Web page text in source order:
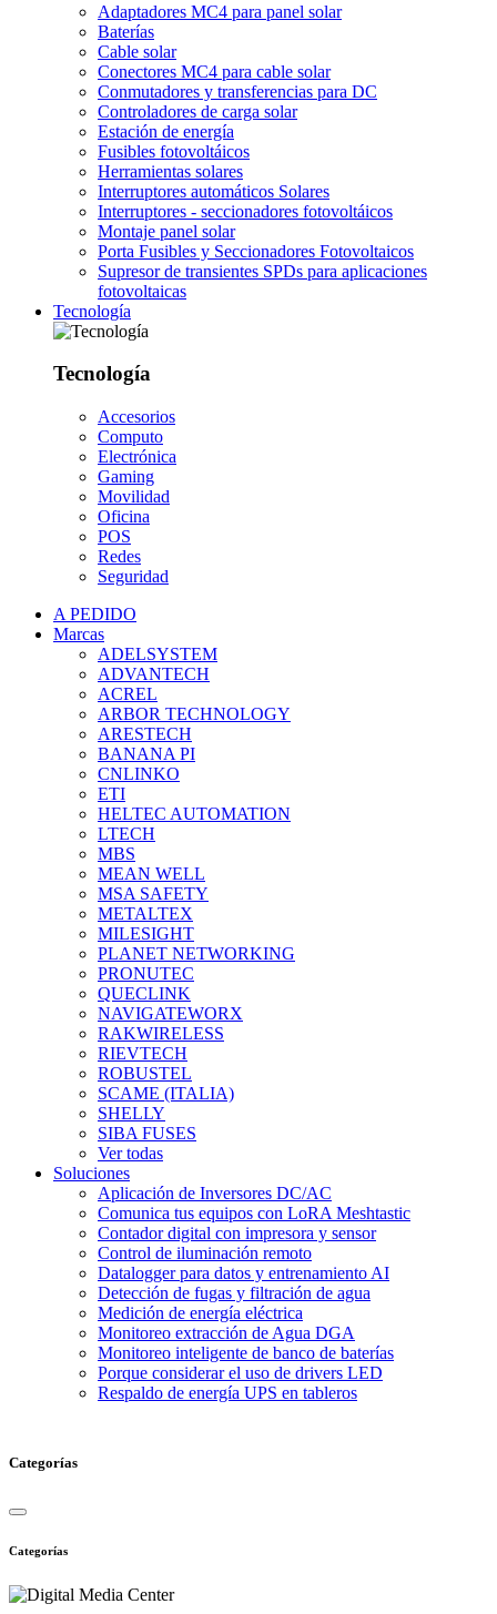
Adaptadores MC4 para panel solar
Baterías
Cable solar
Conectores MC4 para cable solar
Conmutadores y transferencias para DC
Controladores de carga solar
Estación de energía
Fusibles fotovoltáicos
Herramientas solares
Interruptores automáticos Solares
Interruptores - seccionadores fotovoltáicos
Montaje panel solar
Porta Fusibles y Seccionadores Fotovoltaicos
Supresor de transientes SPDs para aplicaciones
fotovoltaicas
Tecnología
Tecnología
Accesorios
Computo
Electrónica
Gaming
Movilidad
Oficina
POS
Redes
Seguridad
A PEDIDO
Marcas
ADELSYSTEM
ADVANTECH
ACREL
ARBOR TECHNOLOGY
ARESTECH
BANANA PI
CNLINKO
ETI
HELTEC AUTOMATION
LTECH
MBS
MEAN WELL
MSA SAFETY
METALTEX
MILESIGHT
PLANET NETWORKING
PRONUTEC
QUECLINK
NAVIGATEWORX
RAKWIRELESS
RIEVTECH
ROBUSTEL
SCAME (ITALIA)
SHELLY
SIBA FUSES
Ver todas
Soluciones
Aplicación de Inversores DC/AC
Comunica tus equipos con LoRA Meshtastic
Contador digital con impresora y sensor
Control de iluminación remoto
Datalogger para datos y entrenamiento AI
Detección de fugas y filtración de agua
Medición de energía eléctrica
Monitoreo extracción de Agua DGA
Monitoreo inteligente de banco de baterías
Porque considerar el uso de drivers LED
Respaldo de energía UPS en tableros
Categorías
Categorías